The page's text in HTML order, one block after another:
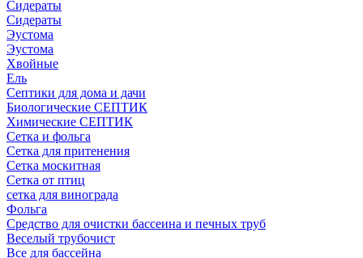
Сидераты
Сидераты
Эустома
Эустома
Хвойные
Ель
Септики для дома и дачи
Биологические СЕПТИК
Химические СЕПТИК
Сетка и фольга
Сетка для притенения
Сетка москитная
Сетка от птиц
сетка для винограда
Фольга
Средство для очистки бассеина и печных труб
Веселый трубочист
Все для бассейна